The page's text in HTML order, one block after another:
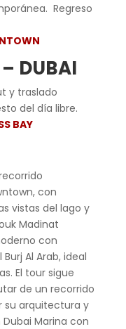
Regreso
DUBAI
y traslado
del día libre.
BAY
con
vistas del lago y
Madinat
con
Al Arab, ideal
El tour sigue
de un recorrido
su arquitectura y
Marina con